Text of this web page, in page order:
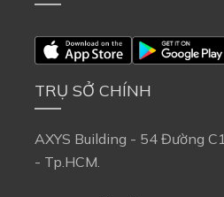
TRỤ SỞ CHÍNH
AXYS Building - 54 Đường
- Tp.HCM.